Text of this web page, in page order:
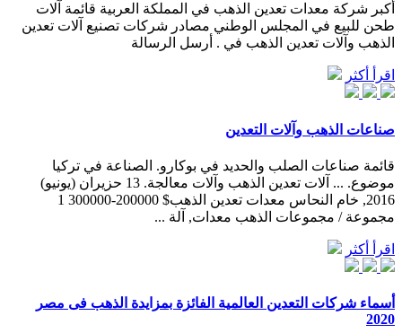
أكبر شركة معدات تعدين الذهب في المملكة العربية قائمة آلات
طحن للبيع في المجلس الوطني مصادر شركات تصنيع آلات تعدين
الذهب وآلات تعدين الذهب في . أرسل الرسالة
اقرأ أكثر
صناعات الذهب وآلات التعدين
قائمة صناعات الصلب والحديد في بوكارو. الصناعة في تركيا
موضوع. ... آلات تعدين الذهب وآلات معالجة. 13 حزيران (يونيو)
2016, خام النحاس معدات تعدين الذهب$ 200000-300000 1
مجموعة / مجموعات الذهب معدات, آلة ...
اقرأ أكثر
أسماء شركات التعدين العالمية الفائزة بمزايدة الذهب فى مصر
2020